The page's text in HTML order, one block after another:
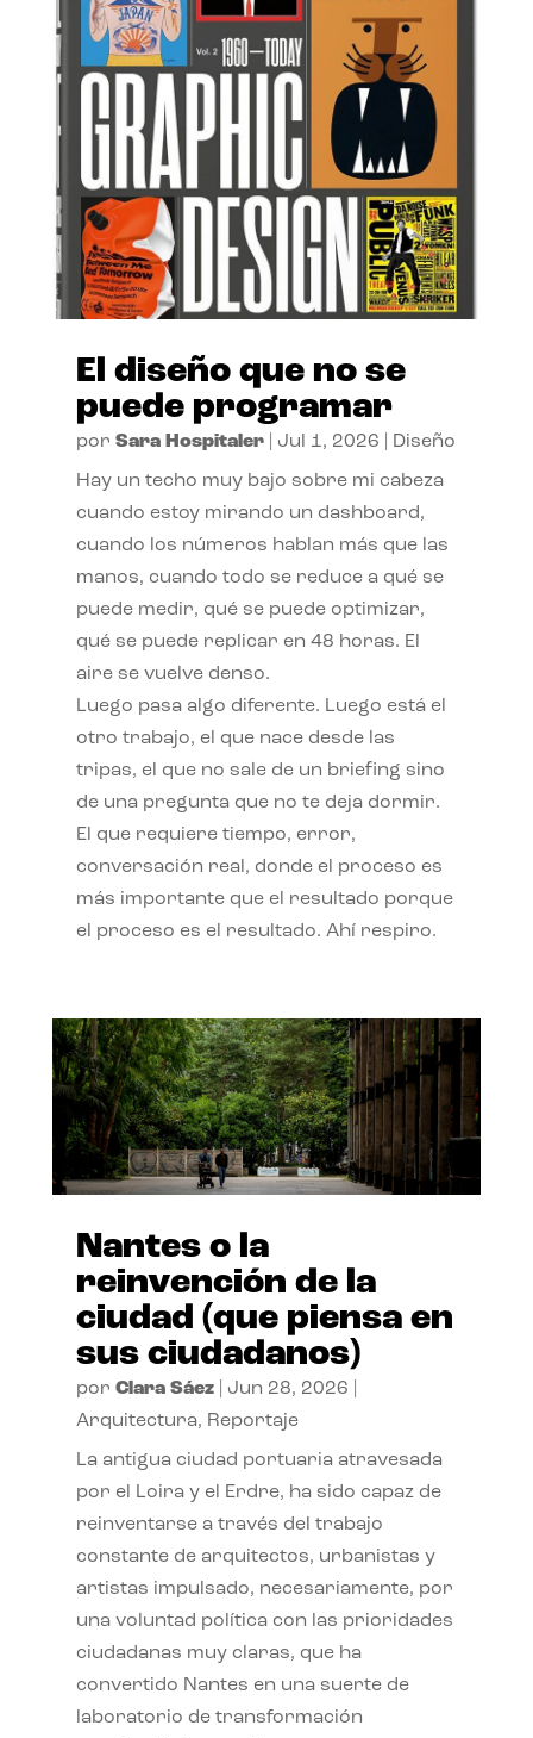
El diseño que no se
puede programar
por Sara Hospitaler| Jul 1, 2026 Diseño
Hay un techo muy bajo sobre mi cabeza
cuando estoy mirando un dashboard,
cuando los números hablan más que las
manos, cuando todo se reduce a qué se
puede medir, qué se puede optimizar,
qué se puede replicar en 48 horas. El
aire se vuelve denso.
Luego pasa algo diferente. Luego está el
otro trabajo, el que nace desde las
tripas, el que no sale de un briefing sino
de una pregunta que no te deja dormir.
El que requiere tiempo, error,
conversación real, donde el proceso es
más importante que el resultado porque
el proceso es el resultado. Ahí respiro.
Nantes o la
reinvención de la
ciudad (que piensa en
sus ciudadanos)
por Clara Sáez| Jun 28, 2026
Arquitectura, Reportaje
La antigua ciudad portuaria atravesada
por el Loira y el Erdre, ha sido capaz de
reinventarse a través del trabajo
constante de arquitectos, urbanistas y
artistas impulsado, necesariamente, por
una voluntad política con las prioridades
ciudadanas muy claras, que ha
convertido Nantes en una suerte de
laboratorio de transformación